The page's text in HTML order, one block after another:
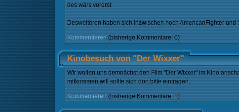
des wärs vorerst
Desweiteren haben sich inzwischen noch AmericanFighter
Kommentieren (bisherige Kommentare: 0)
Kinobesuch von "Der Wixxer"
Wir wollen uns demnächst den Film "Der Wixxer" im Kino
mitkommen will sollte sich dort bitte eintragen.
Kommentieren (bisherige Kommentare: 1)